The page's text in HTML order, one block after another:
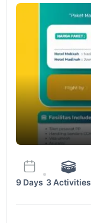
9 Days 3 Activities